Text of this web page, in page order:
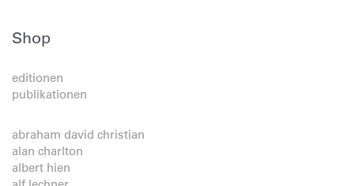
Shop
editionen
publikationen
abraham david christian
alan charlton
albert hien